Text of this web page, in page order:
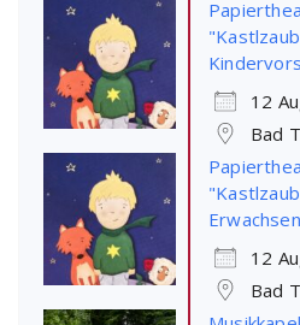
12
Bad
12
Bad